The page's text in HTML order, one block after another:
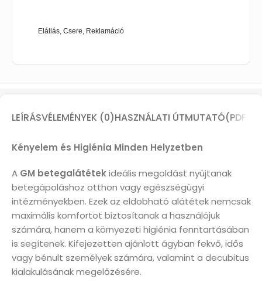
Elállás, Csere, Reklamáció
LEÍRÁSVÉLEMÉNYEK (0)HASZNÁLATI ÚTMUTATÓ(PDF)
Kényelem és Higiénia Minden Helyzetben
A GM betegalátétekideális megoldást nyújtanak
betegápoláshoz otthon vagy egészségügyi
intézményekben. Ezek az eldobható alátétek nemcsak
maximális komfortot biztosítanak a használójuk
számára, hanem a környezeti higiénia fenntartásában
is segítenek. Kifejezetten ajánlott ágyban fekvő, idős
vagy bénult személyek számára, valamint a decubitus
kialakulásának megelőzésére.